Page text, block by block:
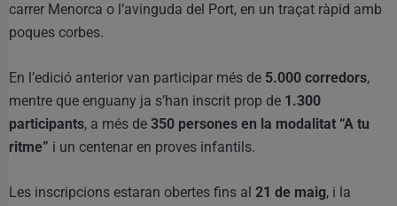
carrer Menorca o l’avinguda del Port, en un traçat ràpid amb
poques corbes.
En l’edició anterior van participar més de 5.000 corredors,
mentre que enguany ja s’han inscrit prop de 1.300
participants, a més de 350 persones en la modalitat “A tu
ritme” i un centenar en proves infantils.
Les inscripcions estaran obertes fins al 21 de maig, i la